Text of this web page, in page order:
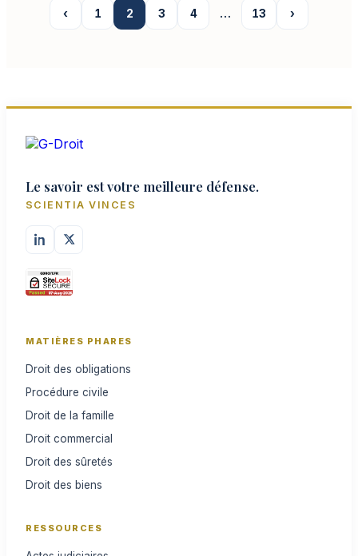
‹ 1 2 3 4 … 13 ›
Le savoir est votre meilleure défense.
SCIENTIA VINCES
MATIÈRES PHARES
Droit des obligations
Procédure civile
Droit de la famille
Droit commercial
Droit des sûretés
Droit des biens
RESSOURCES